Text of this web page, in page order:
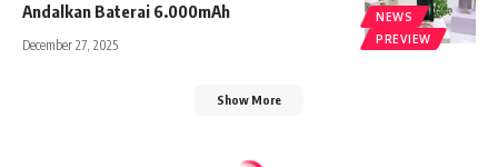
NEWS
PREVIEW
Andalkan Baterai 6.000mAh
December 27, 2025
Show More